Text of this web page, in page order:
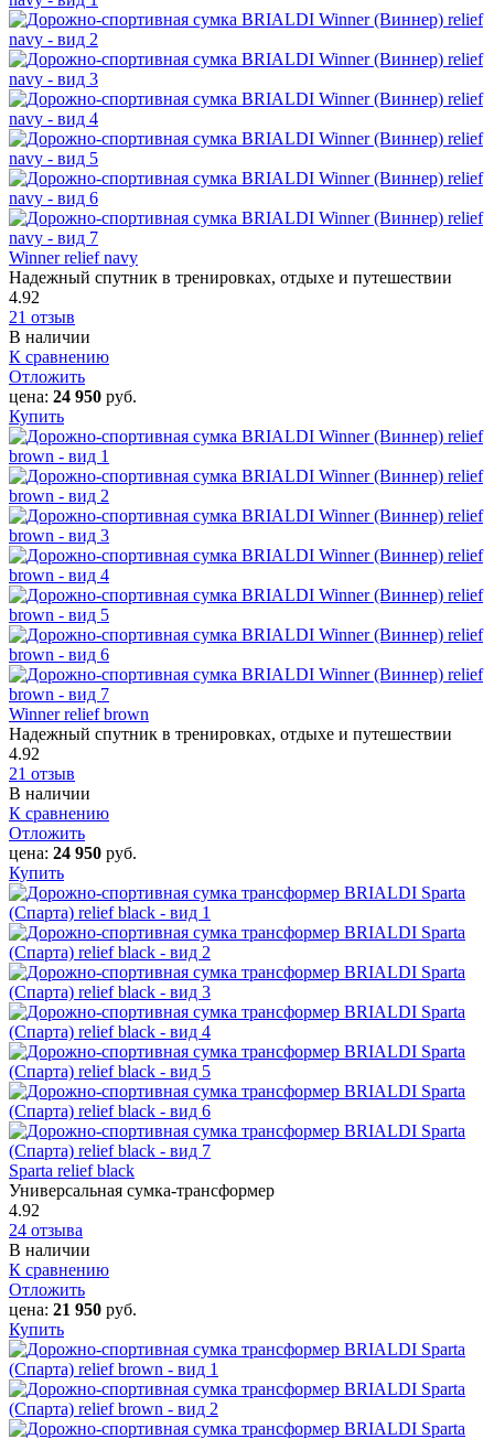
Winner relief navy
Надежный спутник в тренировках, отдыхе и путешествии
4.92
21 отзыв
В наличии
К сравнению
Отложить
цена: 24 950 руб.
Купить
Winner relief brown
Надежный спутник в тренировках, отдыхе и путешествии
4.92
21 отзыв
В наличии
К сравнению
Отложить
цена: 24 950 руб.
Купить
Sparta relief black
Универсальная сумка-трансформер
4.92
24 отзыва
В наличии
К сравнению
Отложить
цена: 21 950 руб.
Купить